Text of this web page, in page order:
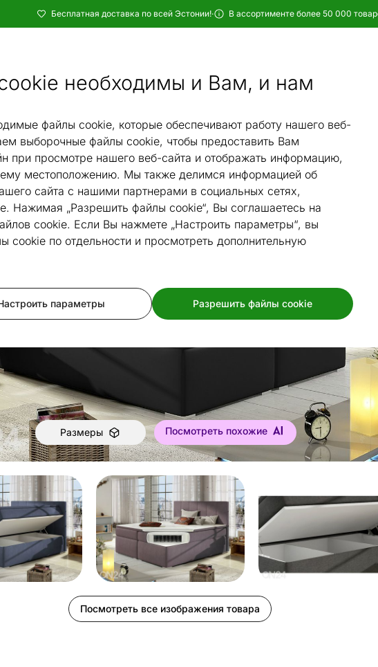
необходимы и Вам, и нам
файлы cookie, которые обеспечивают работу нашего веб-
выборочные файлы cookie, чтобы предоставить Вам
при просмотре нашего веб-сайта и отображать информацию,
местоположению. Мы также делимся информацией об
сайта с нашими партнерами в социальных сетях,
Нажимая „Разрешить файлы cookie“, Вы соглашаетесь на
cookie. Если Вы нажмете „Настроить параметры“, вы
cookie по отдельности и просмотреть дополнительную
параметры Разрешить файлы cookie
Бесплатная доставка по всей Эстонии!· В ассортименте более 50 000
- ON24
Размеры Посмотреть похожие
Посмотреть все изображения товара